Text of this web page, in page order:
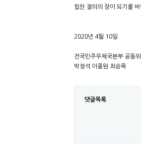
힘찬 결의의 장이 되기를
2020년 4월 10일
전국민주우체국본부 공동
박정석 이중원 최승묵
댓글목록